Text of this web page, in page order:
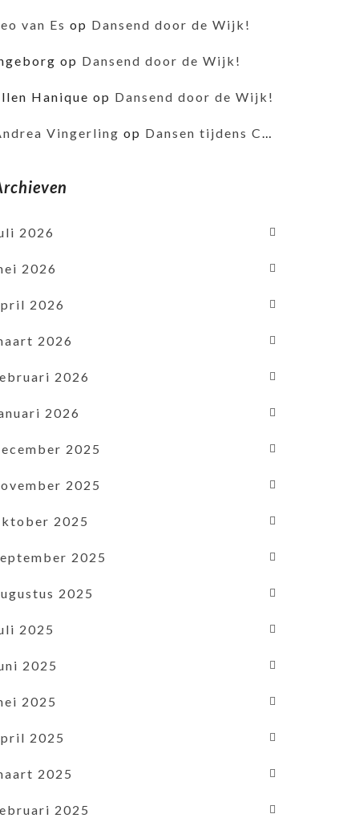
van Es op Dansend door de Wijk!
op Dansend door de Wijk!
Hanique op Dansend door de Wijk!
Vingerling op Dansen tijdens Corona
2026
2026
2026
2026
2026
2026
2025
2025
2025
2025
2025
2025
2025
2025
2025
2025
2025